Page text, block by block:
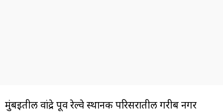
मुंबईतील वांद्रे पूर्व रेल्वे स्थानक परिसरातील गरीब नगर